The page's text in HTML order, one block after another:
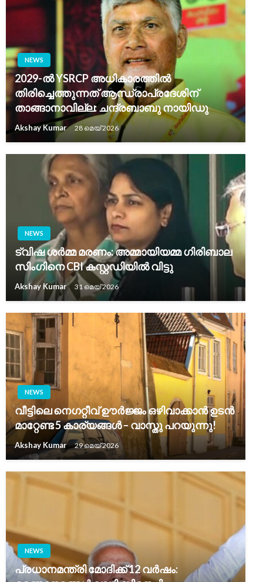
NEWS
2029-ൽ YSRCP അധികാരത്തിൽ
തിരിച്ചെത്തുന്നത് ആന്ധ്രാപ്രദേശിന്
താങ്ങാനാവില്ല: ചന്ദ്രബാബു നായിഡു
Akshay Kumar 28 മെയ്‌ 2026
NEWS
ട്വിഷ ശർമ്മ മരണം: അമ്മായിയമ്മ ഗിരിബാല
സിംഗിനെ CBI കസ്റ്റഡിയിൽ വിട്ടു
Akshay Kumar 31 മെയ്‌ 2026
NEWS
വീട്ടിലെ നെഗറ്റീവ് ഊർജ്ജം ഒഴിവാക്കാൻ ഉടൻ
മാറ്റേണ്ട 5 കാര്യങ്ങൾ – വാസ്തു പറയുന്നു!
Akshay Kumar 29 മെയ്‌ 2026
NEWS
പ്രധാനമന്ത്രി മോദിക്ക് 12 വർഷം: